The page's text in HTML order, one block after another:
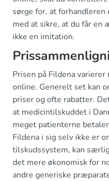
sørge for, at
med at sikre, at du får en
ikke en imitation.
Prisen på Fildena
online. Generelt set kan
priser og ofte rabatter.
at medicintilskuddet i
meget patienterne
Fildena i sig selv ikke er
tilskudssystem, kan
det mere økonomisk for
andre generiske